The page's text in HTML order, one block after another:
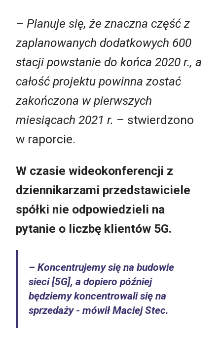
– Planuje się, że znaczna część z
zaplanowanych dodatkowych 600
stacji powstanie do końca 2020 r., a
całość projektu powinna zostać
zakończona w pierwszych
miesiącach 2021 r. – stwierdzono
w raporcie.
W czasie wideokonferencji z
dziennikarzami przedstawiciele
spółki nie odpowiedzieli na
pytanie o liczbę klientów 5G.
– Koncentrujemy się na budowie
sieci [5G], a dopiero później
będziemy koncentrowali się na
sprzedaży- mówił Maciej Stec.